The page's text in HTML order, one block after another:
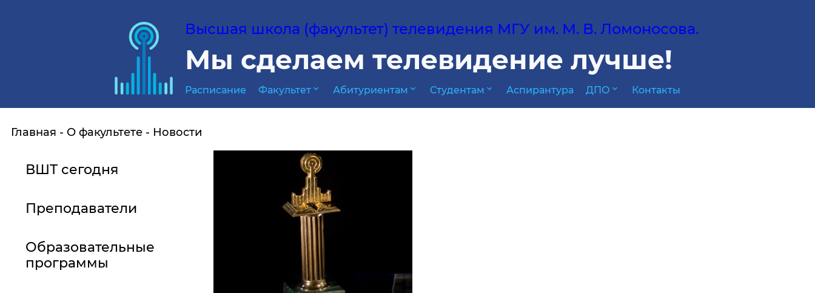
Высшая школа (факультет) телевидения МГУ им. М. В. Ломоносова.
Мы сделаем телевидение лучше!
Расписание Факультет expand_more Абитуриентам expand_more Студентам expand_more Аспирантура ДПО expand_more Контакты
Главная О факультете Новости
ВШТ сегодня
Преподаватели
Образовательные
программы